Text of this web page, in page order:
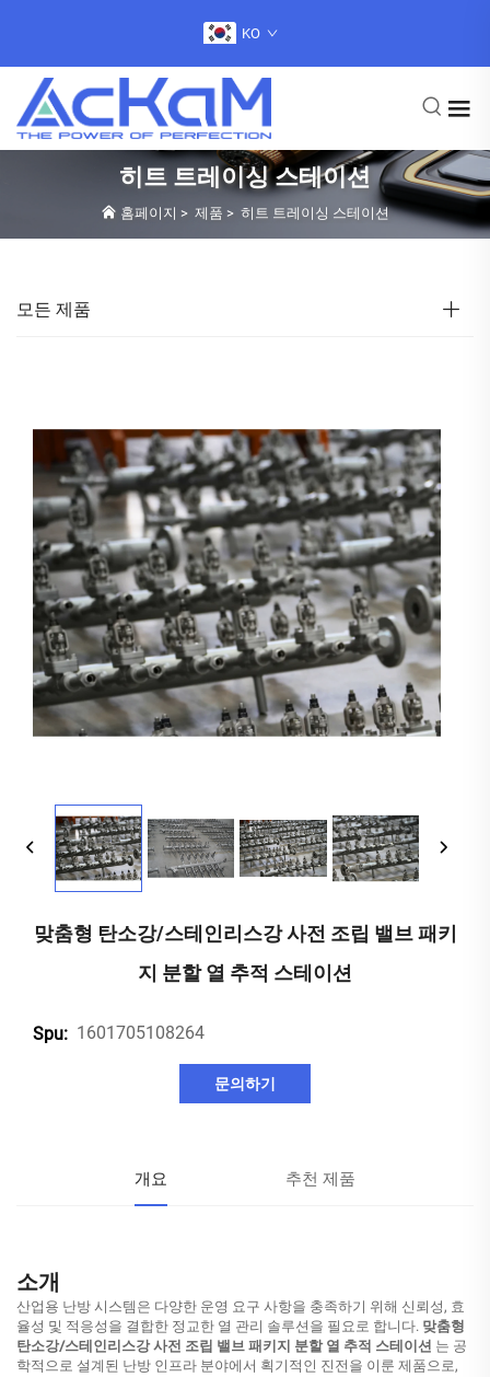
KO
히트 트레이싱 스테이션
홈페이지 > 제품 > 히트 트레이싱 스테이션
모든 제품
맞춤형 탄소강/스테인리스강 사전 조립 밸브 패키
지 분할 열 추적 스테이션
Spu: 1601705108264
문의하기
개요 추천 제품
소개
산업용 난방 시스템은 다양한 운영 요구 사항을 충족하기 위해 신뢰성, 효
율성 및 적응성을 결합한 정교한 열 관리 솔루션을 필요로 합니다. 맞춤형
탄소강/스테인리스강 사전 조립 밸브 패키지 분할 열 추적 스테이션 는 공
학적으로 설계된 난방 인프라 분야에서 획기적인 진전을 이룬 제품으로,